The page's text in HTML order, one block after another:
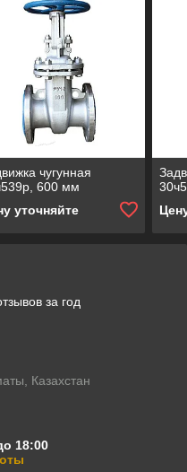
чугунная
600 мм
уточняйте
за год
Казахстан
18:00